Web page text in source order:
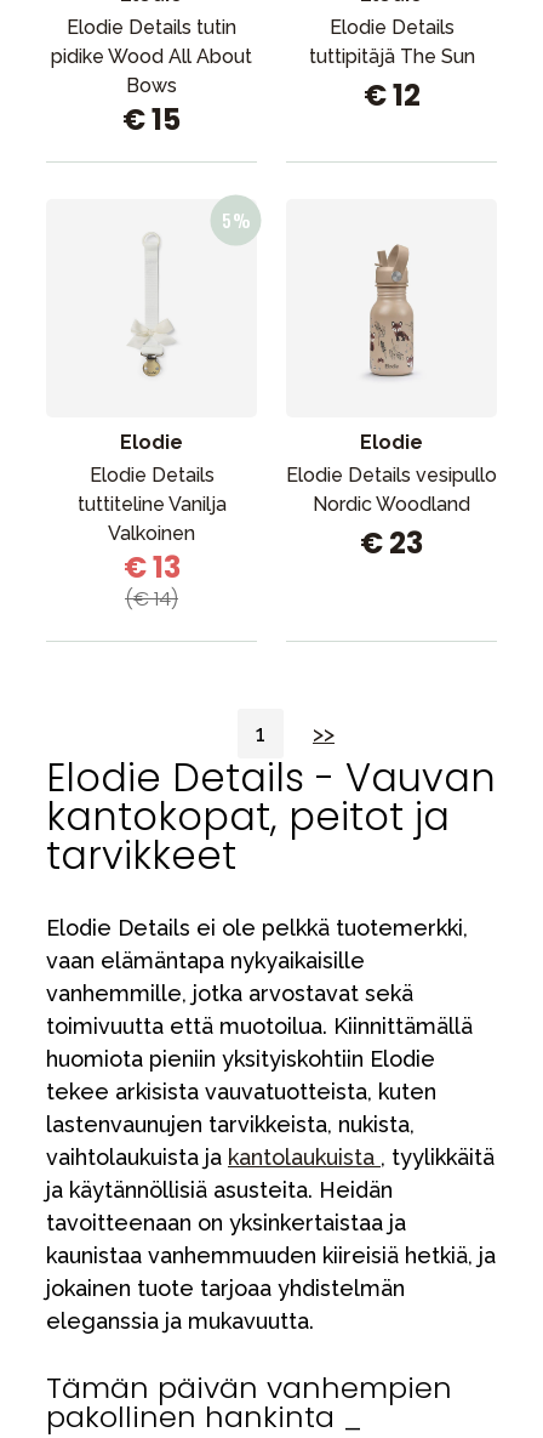
Elodie Details tutin
pidike Wood All About
Bows
€ 15
Elodie Details
tuttipitäjä The Sun
€ 12
Elodie
Elodie Details
tuttiteline Vanilja
Valkoinen
€ 13
(€ 14)
Elodie
Elodie Details vesipullo
Nordic Woodland
€ 23
1 >>
Elodie Details - Vauvan
kantokopat, peitot ja
tarvikkeet
Elodie Details ei ole pelkkä tuotemerkki,
vaan elämäntapa nykyaikaisille
vanhemmille, jotka arvostavat sekä
toimivuutta että muotoilua. Kiinnittämällä
huomiota pieniin yksityiskohtiin Elodie
tekee arkisista vauvatuotteista, kuten
lastenvaunujen tarvikkeista, nukista,
vaihtolaukuista ja kantolaukuista , tyylikkäitä
ja käytännöllisiä asusteita. Heidän
tavoitteenaan on yksinkertaistaa ja
kaunistaa vanhemmuuden kiireisiä hetkiä, ja
jokainen tuote tarjoaa yhdistelmän
eleganssia ja mukavuutta.
Tämän päivän vanhempien
pakollinen hankinta _